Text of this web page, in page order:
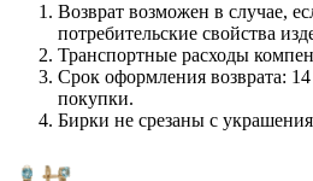
Возврат возможен в случае,
потребительские свойства
Транспортные расходы
Срок оформления возврата:
покупки.
Бирки не срезаны с украшения